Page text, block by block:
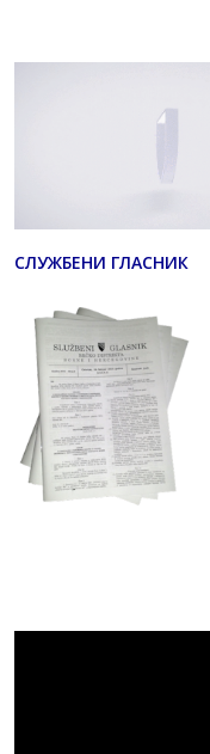
СЛУЖБЕНИ ГЛАСНИК